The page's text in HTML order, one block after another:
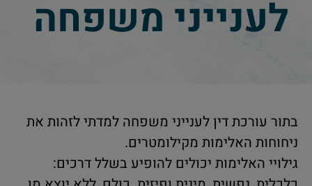
לענייני משפחה
בתור עורכת דין לענייני משפחה למדתי לזהות את
ניחוחות האלימות מקילומטרים.
גילויי האלימות יכולים להופיע בשלל דרכים: